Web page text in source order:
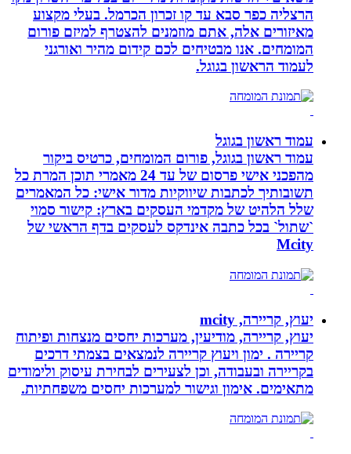
הרצליה כפר סבא עד קו זכרון הכרמל. בעלי מקצוע
מאיזורים אלה, אתם מוזמנים להצטרף למיזם פורום
המומחים. אנו מבטיחים לכם קידום מהיר ואורגני
לעמוד הראשון בגוגל.
עמוד ראשון בגוגל
עמוד ראשון בגוגל, פורום המומחים, כרטיס ביקור
מהפכני אישי פרסום של עד 24 מאמרי תוכן המרת כל
תשובותיך לכתבות שיווקיות מדור אישי: כל המאמרים
שלל הלהיט של מקדמי העסקים בארץ: קישור סמוי
`שתול` בכל כתבה אינדקס לעסקים בדף הראשי של
Mcity
יעוץ, קריירה, mcity
יעוץ, קריירה, מודיעין, מערכות יחסים מנצחות ופיתוח
קריירה . ימון ויעוץ קריירה לנמצאים בצמתי דרכים
בקריירה ובעבודה, וכן לצעירים לבחירת עיסוק ולימודים
מתאימים. אימון וגישור למערכות יחסים משפחתיות.